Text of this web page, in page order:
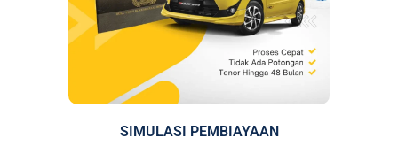
SIMULASI PEMBIAYAAN